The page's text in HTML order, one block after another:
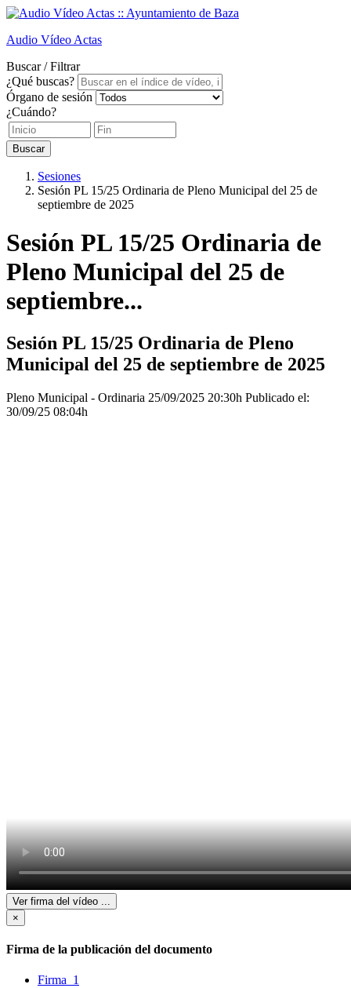
Audio Vídeo Actas
Buscar / Filtrar
¿Qué buscas?
Órgano de sesión
¿Cuándo?
Buscar
Sesiones
Sesión PL 15/25 Ordinaria de Pleno Municipal del 25 de
septiembre de 2025
Sesión PL 15/25 Ordinaria de
Pleno Municipal del 25 de
septiembre...
Sesión PL 15/25 Ordinaria de Pleno
Municipal del 25 de septiembre de 2025
Pleno Municipal - Ordinaria 25/09/2025 20:30h Publicado el:
30/09/25 08:04h
Ver firma del vídeo
×
Firma de la publicación del documento
Firma 1